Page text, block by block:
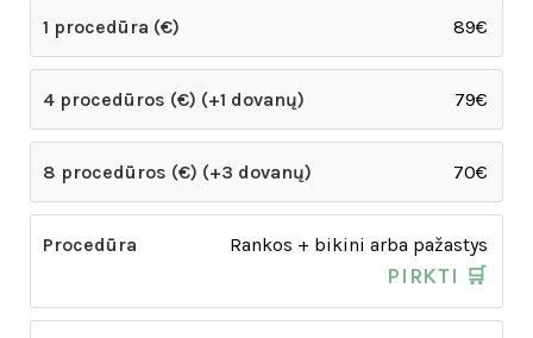
89€
79€
70€
Rankos + bikini arba pažastys
PIRKTI 🛒